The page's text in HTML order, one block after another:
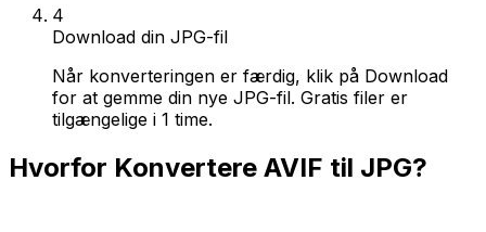
4
Download din JPG-fil
Når konverteringen er færdig, klik på Download
for at gemme din nye JPG-fil. Gratis filer er
tilgængelige i 1 time.
Hvorfor Konvertere AVIF til JPG?